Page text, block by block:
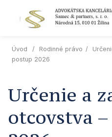
Úvod / Rodinné právo /
postup 2026
Určenie a
otcovstva